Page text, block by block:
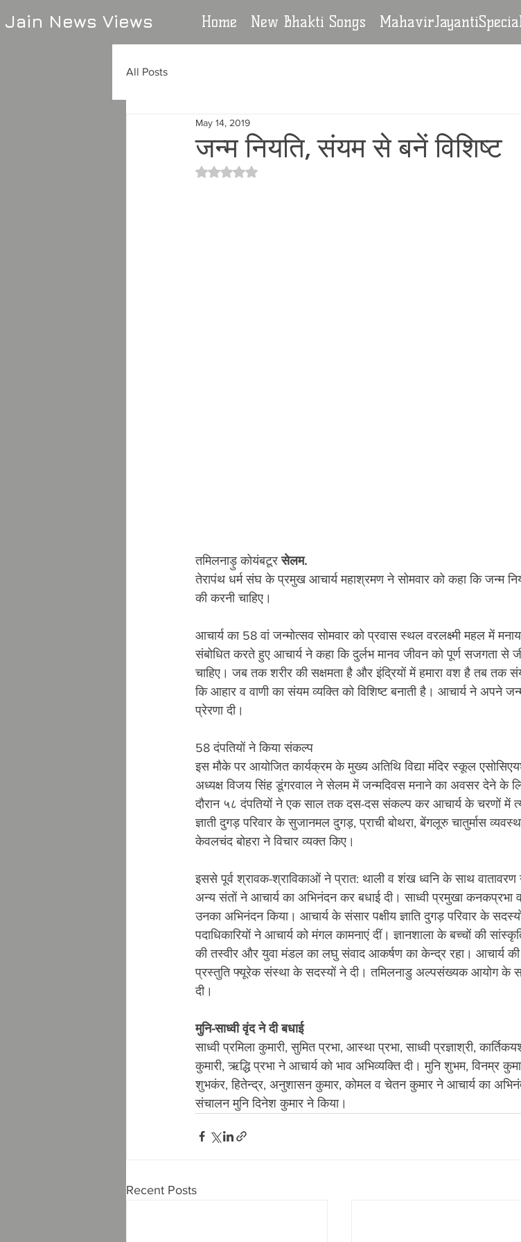
Jain News Views Home New Bhakti Songs
All Posts
जन्म नियति, संयम से बनें विशिष्ट
May 14, 2019
Rated NaN out of 5 stars.
तमिलनाड़ु कोयंबटूर सेलम.
तेरापंथ धर्म संघ के प्रमुख आचार्य महाश्रमण ने सोमवार को कहा कि जन्म
की करनी चाहिए।
आचार्य का 58 वां जन्मोत्सव सोमवार को प्रवास स्थल वरलक्ष्मी महल में
संबोधित करते हुए आचार्य ने कहा कि दुर्लभ मानव जीवन को पूर्ण सजगता से
चाहिए। जब तक शरीर की सक्षमता है और इंद्रियों में हमारा वश है तब तक
कि आहार व वाणी का संयम व्यक्ति को विशिष्ट बनाती है। आचार्य ने अपने
प्रेरणा दी।
58 दंपतियों ने किया संकल्प
इस मौके पर आयोजित कार्यक्रम के मुख्य अतिथि विद्या मंदिर स्कूल
अध्यक्ष विजय सिंह डूंगरवाल ने सेलम में जन्मदिवस मनाने का अवसर देने के
दौरान ५८ दंपतियों ने एक साल तक दस-दस संकल्प कर आचार्य के चरणों में
ज्ञाती दुगड़ परिवार के सुजानमल दुगड़, प्राची बोथरा, बेंगलूरु चातुर्मास
केवलचंद बोहरा ने विचार व्यक्त किए।
इससे पूर्व श्रावक-श्राविकाओं ने प्रात: थाली व शंख ध्वनि के साथ वातावरण
अन्य संतों ने आचार्य का अभिनंदन कर बधाई दी। साध्वी प्रमुखा कनकप्रभा
उनका अभिनंदन किया। आचार्य के संसार पक्षीय ज्ञाति दुगड़ परिवार के
पदाधिकारियों ने आचार्य को मंगल कामनाएं दीं। ज्ञानशाला के बच्चों की
की तस्वीर और युवा मंडल का लघु संवाद आकर्षण का केन्द्र रहा। आचार्य की
प्रस्तुति फ्यूरेक संस्था के सदस्यों ने दी। तमिलनाडु अल्पसंख्यक आयोग के
दी।
मुनि-साध्वी वृंद ने दी बधाई
साध्वी प्रमिला कुमारी, सुमित प्रभा, आस्था प्रभा, साध्वी प्रज्ञाश्री,
कुमारी, ऋद्धि प्रभा ने आचार्य को भाव अभिव्यक्ति दी। मुनि शुभम, विनम्र
शुभकंर, हितेन्द्र, अनुशासन कुमार, कोमल व चेतन कुमार ने आचार्य का
संचालन मुनि दिनेश कुमार ने किया।
Recent Posts